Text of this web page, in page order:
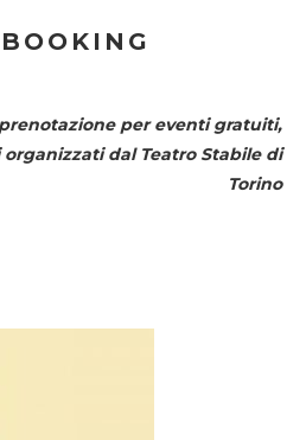
per eventi gratuiti,
organizzati dal Teatro Stabile di
Torino